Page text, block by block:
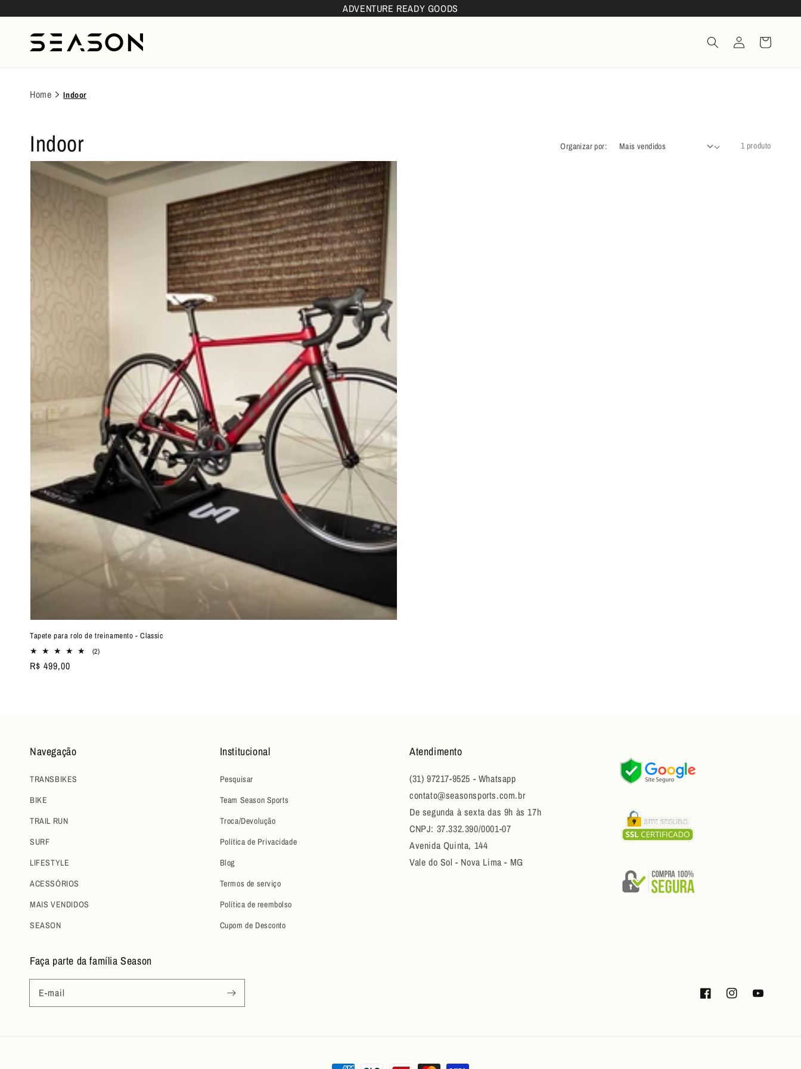
ADVENTURE READY GOODS
Fazer
login
Carrinho
Home Indoor
Indoor Organizar por: 1 produto
Tapete para rolo de treinamento - Classic
(2)2
Preço
R$ 499,00
Navegação
TRANSBIKES
BIKE
TRAIL RUN
SURF
LIFESTYLE
ACESSÓRIOS
MAIS VENDIDOS
SEASON
Institucional
Pesquisar
Team Season Sports
Troca/Devolução
Política de Privacidade
Blog
Termos de serviço
Política de reembolso
Cupom de Desconto
Atendimento
(31) 97217-9525 - Whatsapp
contato@seasonsports.com.br
De segunda à sexta das 9h às 17h
CNPJ: 37.332.390/0001-07
Avenida Quinta, 144
Vale do Sol - Nova Lima - MG
Faça parte da família Season
E-mail
FacebookInstagramYouTube